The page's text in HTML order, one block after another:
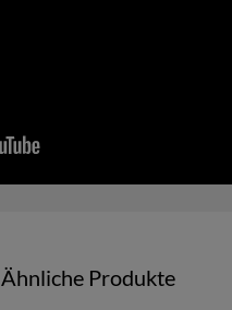
Ähnliche Produkte